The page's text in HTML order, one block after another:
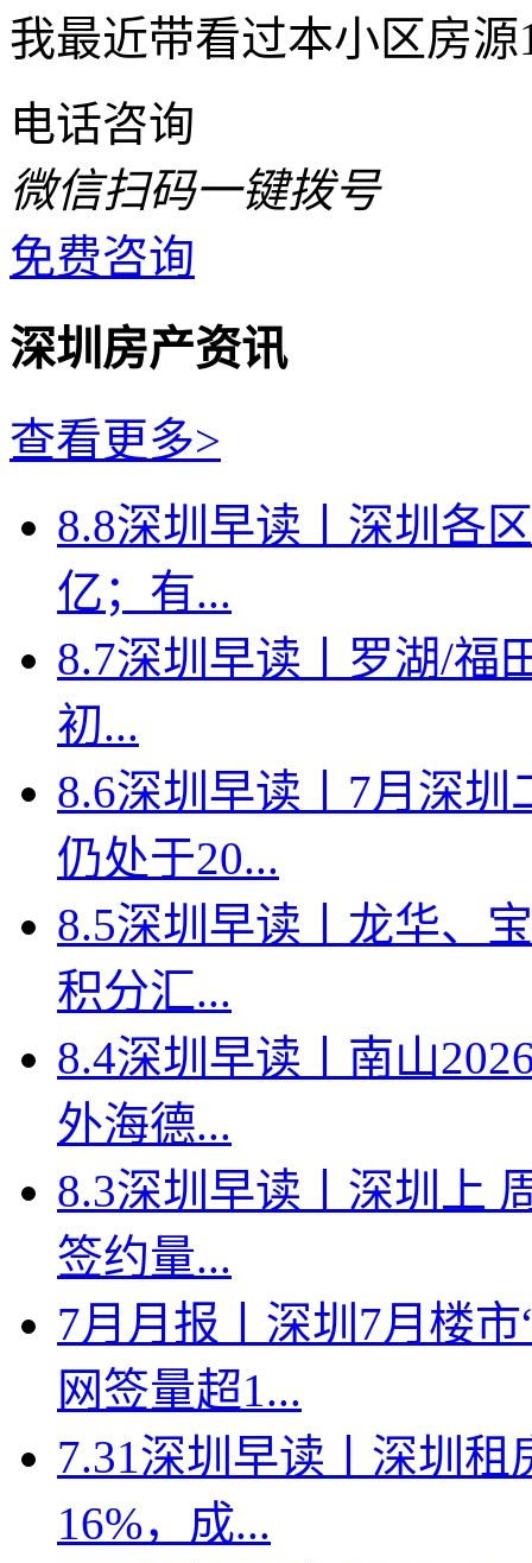
我最近带看过本小区房
电话咨询
微信扫码一键拨号
免费咨询
深圳房产资讯
查看更多>
8.8深圳早读丨深圳各
亿；有...
8.7深圳早读丨罗湖/福
初...
8.6深圳早读丨7月深
仍处于20...
8.5深圳早读丨龙华、
积分汇...
8.4深圳早读丨南山
外海德...
8.3深圳早读丨深圳上
签约量...
7月月报丨深圳7月楼
网签量超1...
7.31深圳早读丨深圳
16%，成...